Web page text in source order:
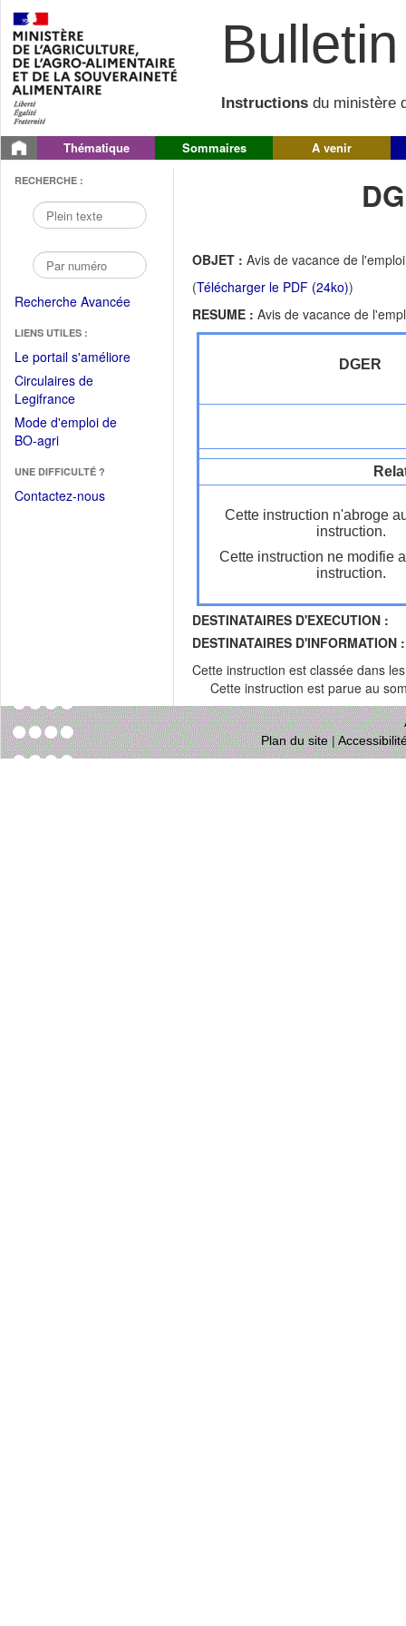
Instructions du ministère
Thématique Sommaires A venir
RECHERCHE :
Recherche Avancée
LIENS UTILES :
Le portail s'améliore(Fichier
Circulaires de
Legifrance(Ouvrir
dans
une
fenêtre)
Mode d'emploi de
BO-agri(Ouvrir
une
nouvelle
UNE DIFFICULTÉ ?
Contactez-nous
OBJET : Avis de vacance de
(Télécharger le PDF (24ko))
RESUME : Avis de vacance de
DGER
Cette instruction n'abroge
instruction.
Cette instruction ne modifie
instruction.
DESTINATAIRES D'EXECUTION :
DESTINATAIRES D'INFORMATION :
Cette instruction est classée dans
Cette instruction est parue au
Plan du site|